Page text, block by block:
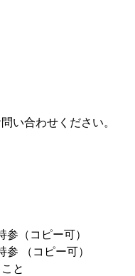
い合わせください。
（コピー可）
（コピー可）
と